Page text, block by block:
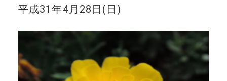
平成31年4月28日(日)